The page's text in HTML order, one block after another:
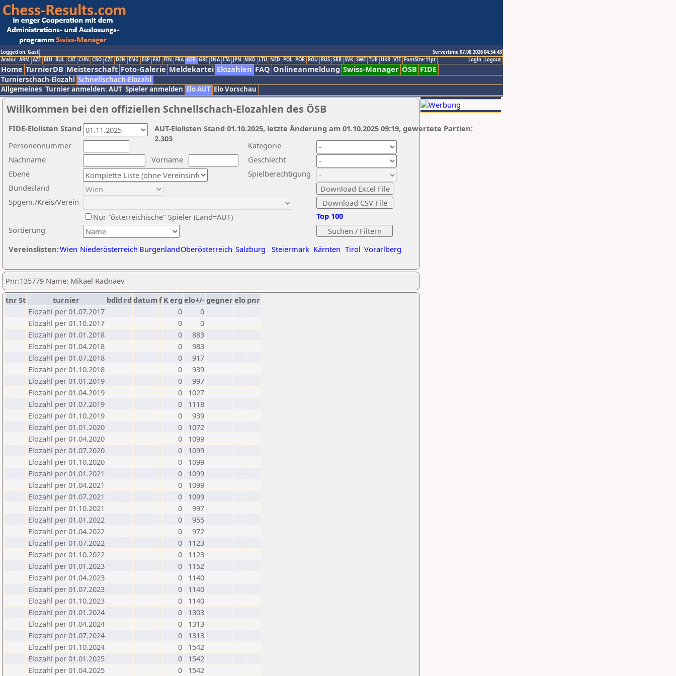
Logged on: Gast
Servertime 07.08.2026 04:54:43
Logout
Login
Arabic ARM AZE BIH BUL CAT CHN CRO CZE DEN ENG ESP FAI FIN FRA GER GRE INA ITA JPN MKD LTU NED POL POR ROU RUS SRB SVK SWE TUR UKR VIE FontSize:11pt
Home TurnierDB Meisterschaft Foto-Galerie Meldekartei Elozahlen FAQ Onlineanmeldung Swiss-Manager ÖSB FIDE
Turnierschach-Elozahl Schnellschach-Elozahl
Allgemeines Turnier anmelden: AUT Spieler anmelden Elo AUT Elo Vorschau
Willkommen bei den offiziellen Schnellschach-Elozahlen des ÖSB
Nachname
Vorname
Ebene
Kategorie
Sortierung
Personennummer
Bundesland
Spgem./Kreis/Verein
Geschlecht
Nur "österreichische" Spieler (Land=AUT)
Spielberechtigung
Vereinslisten:Wien Niederösterreich BurgenlandOberösterreich Salzburg Steiermark Kärnten Tirol Vorarlberg
Top 100
AUT-Elolisten Stand 01.10.2025, letzte Änderung am 01.10.2025 09:19, gewertete Partien:
2.303
FIDE-Elolisten Stand
Pnr:135779 Name: Mikael Radnaev
tnrSt turnier bdld rd datumf Kerg elo+/-gegnerelo pnr
Elozahl per 01.07.2017
0
0
Elozahl per 01.10.2017
0
0
Elozahl per 01.01.2018
0
883
Elozahl per 01.04.2018
0
983
Elozahl per 01.07.2018
0
917
Elozahl per 01.10.2018
0
939
Elozahl per 01.01.2019
0
997
Elozahl per 01.04.2019
0
1027
Elozahl per 01.07.2019
0
1118
Elozahl per 01.10.2019
0
939
Elozahl per 01.01.2020
0
1072
Elozahl per 01.04.2020
0
1099
Elozahl per 01.07.2020
0
1099
Elozahl per 01.10.2020
0
1099
Elozahl per 01.01.2021
0
1099
Elozahl per 01.04.2021
0
1099
Elozahl per 01.07.2021
0
1099
Elozahl per 01.10.2021
0
997
Elozahl per 01.01.2022
0
955
Elozahl per 01.04.2022
0
972
Elozahl per 01.07.2022
0
1123
Elozahl per 01.10.2022
0
1123
Elozahl per 01.01.2023
0
1152
Elozahl per 01.04.2023
0
1140
Elozahl per 01.07.2023
0
1140
Elozahl per 01.10.2023
0
1140
Elozahl per 01.01.2024
0
1303
Elozahl per 01.04.2024
0
1313
Elozahl per 01.07.2024
0
1313
Elozahl per 01.10.2024
0
1542
Elozahl per 01.01.2025
0
1542
Elozahl per 01.04.2025
0 1542